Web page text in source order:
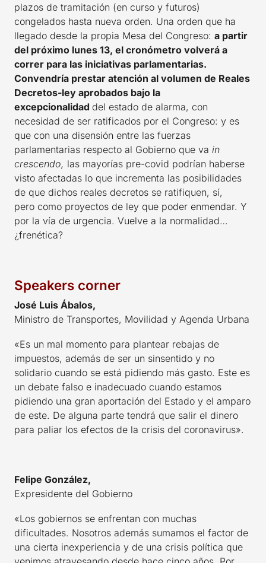
plazos de tramitación (en curso y futuros)
congelados hasta nueva orden. Una orden que ha
llegado desde la propia Mesa del Congreso: a partir
del próximo lunes 13, el cronómetro volverá a
correr para las iniciativas parlamentarias.
Convendría prestar atención al volumen de Reales
Decretos-ley aprobados bajo la
excepcionalidad del estado de alarma, con
necesidad de ser ratificados por el Congreso: y es
que con una disensión entre las fuerzas
parlamentarias respecto al Gobierno que va in
crescendo, las mayorías pre-covid podrían haberse
visto afectadas lo que incrementa las posibilidades
de que dichos reales decretos se ratifiquen, sí,
pero como proyectos de ley que poder enmendar. Y
por la vía de urgencia. Vuelve a la normalidad…
¿frenética?
Speakers corner
José Luis Ábalos,
Ministro de Transportes, Movilidad y Agenda Urbana
«Es un mal momento para plantear rebajas de
impuestos, además de ser un sinsentido y no
solidario cuando se está pidiendo más gasto. Este es
un debate falso e inadecuado cuando estamos
pidiendo una gran aportación del Estado y el amparo
de este. De alguna parte tendrá que salir el dinero
para paliar los efectos de la crisis del coronavirus».
Felipe González,
Expresidente del Gobierno
«Los gobiernos se enfrentan con muchas
dificultades. Nosotros además sumamos el factor de
una cierta inexperiencia y de una crisis política que